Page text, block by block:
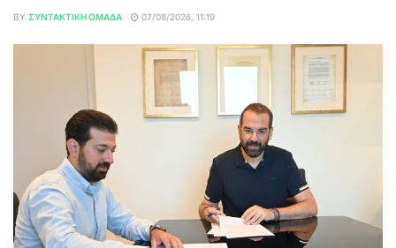
BY ΣΥΝΤΑΚΤΙΚΉ ΟΜΆΔΑ 07/08/2026, 11:19